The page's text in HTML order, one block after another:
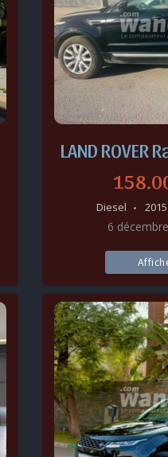
LAND ROVER
Diesel 2015
6